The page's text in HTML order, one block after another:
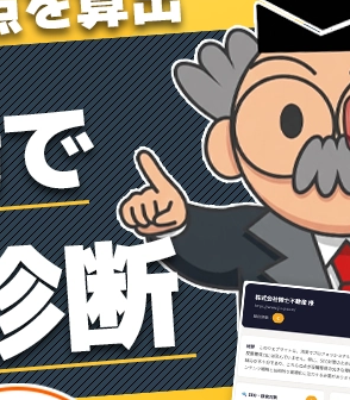
格「ISO/IEC 27001:2022（JIS Q
27001:2023）」および、品質マネジメン
トシステムの国際規格「ISO
9001:2015（JIS Q 9001:2015）」の認証
を取得しております。お客様の機密情報
の適切な保護と業務品質の継続的な向上
を徹底し、安心・安全なサービスの提供
に努めてまいります。